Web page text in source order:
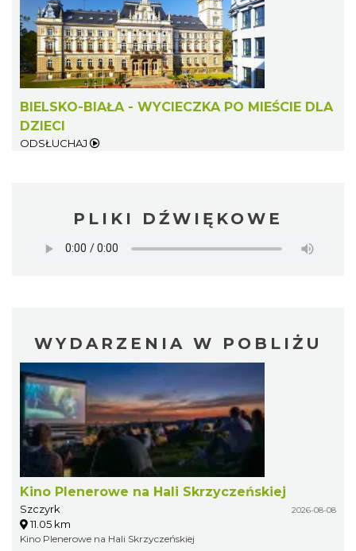
BIELSKO-BIAŁA - WYCIECZKA PO MIEŚCIE DLA
DZIECI
ODSŁUCHAJ
PLIKI DŹWIĘKOWE
WYDARZENIA W POBLIŻU
Kino Plenerowe na Hali Skrzyczeńskiej
Szczyrk 2026-08-08
11.05 km
Kino Plenerowe na Hali Skrzyczeńskiej